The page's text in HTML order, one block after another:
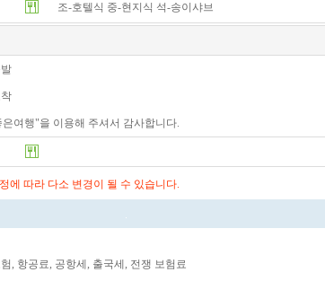
조-호텔식 중-현지식 석-송이샤브
여행"을 이용해 주셔서 감사합니다.
에 따라 다소 변경이 될 수 있습니다.
, 항공료, 공항세, 출국세, 전쟁 보험료